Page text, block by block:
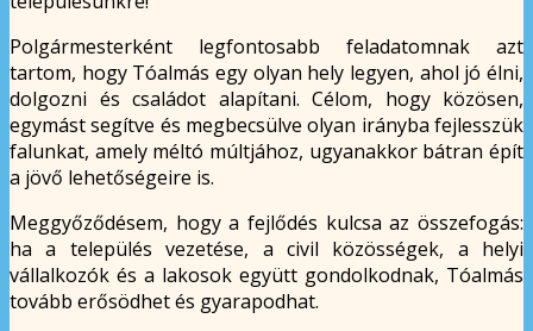
Polgármesterként legfontosabb feladatomnak azt
tartom, hogy Tóalmás egy olyan hely legyen, ahol jó élni,
dolgozni és családot alapítani. Célom, hogy közösen,
egymást segítve és megbecsülve olyan irányba fejlesszük
falunkat, amely méltó múltjához, ugyanakkor bátran épít
a jövő lehetőségeire is.
Meggyőződésem, hogy a fejlődés kulcsa az összefogás:
ha a település vezetése, a civil közösségek, a helyi
vállalkozók és a lakosok együtt gondolkodnak, Tóalmás
tovább erősödhet és gyarapodhat.